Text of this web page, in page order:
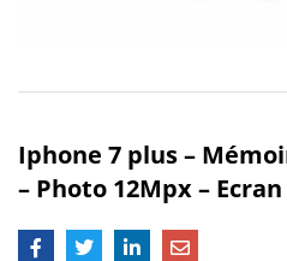
Iphone 7 plus –
– Photo 12Mpx – Ecran